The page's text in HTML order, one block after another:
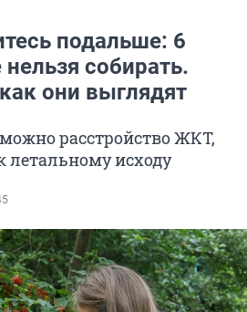
подальше: 6
собирать.
они выглядят
расстройство ЖКТ,
летальному исходу